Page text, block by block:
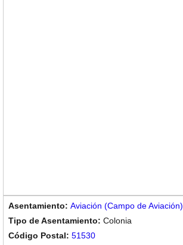
Aviación (Campo de Aviación)
Colonia
51530